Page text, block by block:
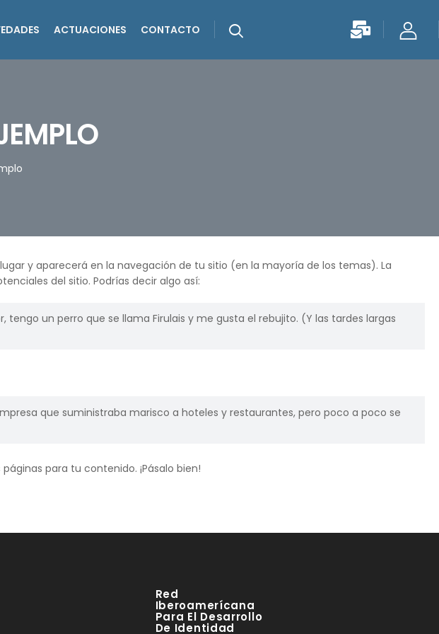
ACTUACIONES CONTACTO
y aparecerá en la navegación de tu sitio (en la mayoría de los temas). La
del sitio. Podrías decir algo así:
un perro que se llama Firulais y me gusta el rebujito. (Y las tardes largas
que suministraba marisco a hoteles y restaurantes, pero poco a poco se
para tu contenido. ¡Pásalo bien!
Red
Iberoamerícana
Para El Desarrollo
De Identidad